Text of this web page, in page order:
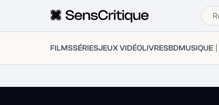
FILMSSÉRIESJEUX VIDÉOLIVRESBDMUSIQUE